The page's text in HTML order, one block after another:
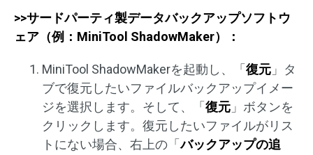
>>サードパーティ製データバックアップソフトウ
ェア（例：MiniTool ShadowMaker）：
MiniTool ShadowMakerを起動し、「復元 」タ
ブで復元したいファイルバックアップイメー
ジを選択します。そして、「復元 」ボタンを
クリックします。復元したいファイルがリス
トにない場合、右上の「バックアップの追